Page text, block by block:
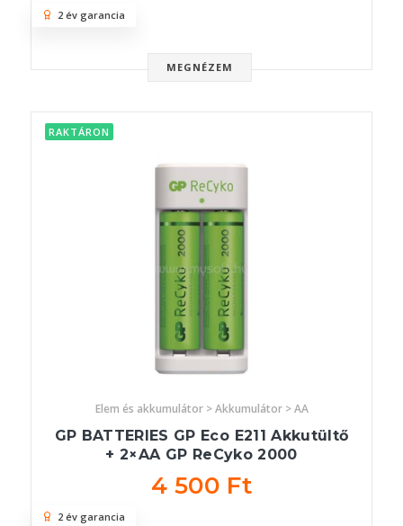
MEGNÉZEM
2 év garancia
RAKTÁRON
Elem és akkumulátor > Akkumulátor > AA
GP BATTERIES GP Eco E211 Akkutültő
+ 2×AA GP ReCyko 2000
4 500 Ft
2 év garancia